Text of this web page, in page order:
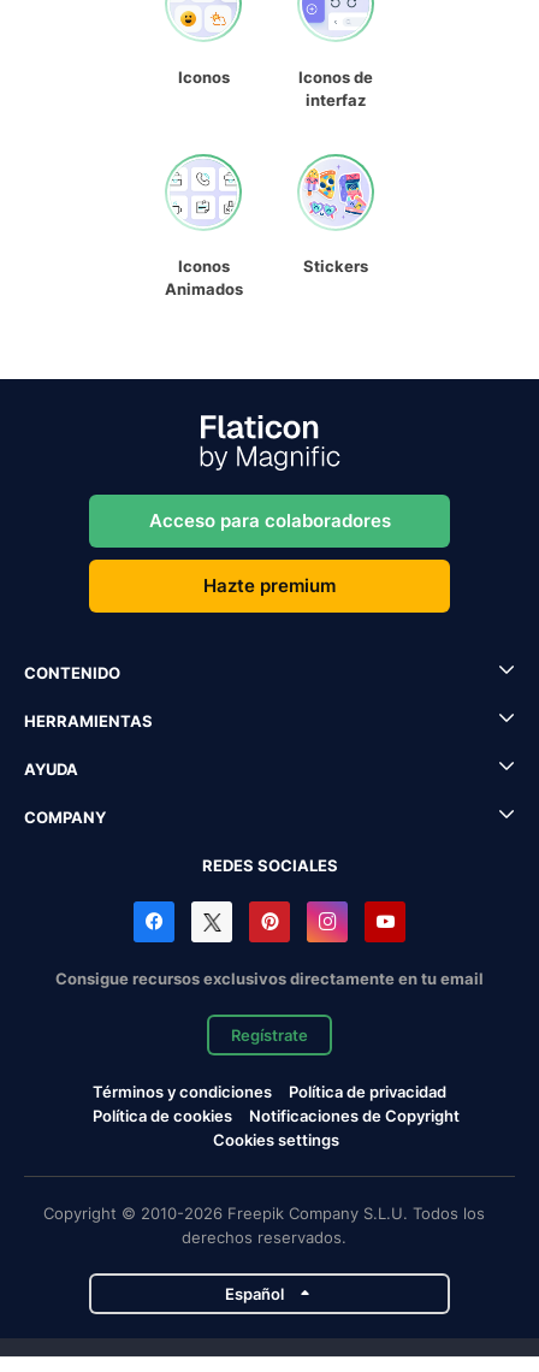
Iconos
Iconos de
interfaz
Iconos
Animados
Stickers
Acceso para colaboradores
Hazte premium
CONTENIDO
HERRAMIENTAS
AYUDA
COMPANY
REDES SOCIALES
Consigue recursos exclusivos directamente en tu email
Regístrate
Términos y condiciones
Política de privacidad
Política de cookies
Notificaciones de Copyright
Cookies settings
Copyright © 2010-2026 Freepik Company S.L.U. Todos los
derechos reservados.
Español